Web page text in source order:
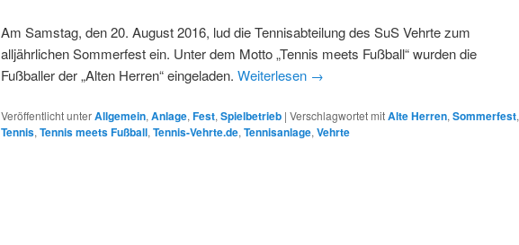
Am Samstag, den 20. August 2016, lud die Tennisabteilung des SuS Vehrte zum
alljährlichen Sommerfest ein. Unter dem Motto „Tennis meets Fußball“ wurden die
Fußballer der „Alten Herren“ eingeladen. Weiterlesen →
Veröffentlicht unterAllgemein, Anlage, Fest, Spielbetrieb | Verschlagwortet mitAlte Herren, Sommerfest,
Tennis, Tennis meets Fußball, Tennis-Vehrte.de, Tennisanlage, Vehrte